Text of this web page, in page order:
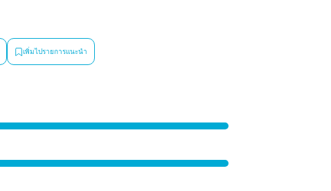
เพิ่มไปรายการแนะนำ